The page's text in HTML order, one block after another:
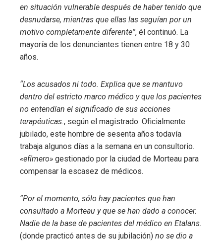
en situación vulnerable después de haber tenido que
desnudarse, mientras que ellas las seguían por un
motivo completamente diferente”, él continuó. La
mayoría de los denunciantes tienen entre 18 y 30
años.
“Los acusados ​​ni todo. Explica que se mantuvo
dentro del estricto marco médico y que los pacientes
no entendían el significado de sus acciones
terapéuticas., según el magistrado. Oficialmente
jubilado, este hombre de sesenta años todavía
trabaja algunos días a la semana en un consultorio.
«efímero» gestionado por la ciudad de Morteau para
compensar la escasez de médicos.
“Por el momento, sólo hay pacientes que han
consultado a Morteau y que se han dado a conocer.
Nadie de la base de pacientes del médico en Etalans.
(donde practicó antes de su jubilación) no se dio a